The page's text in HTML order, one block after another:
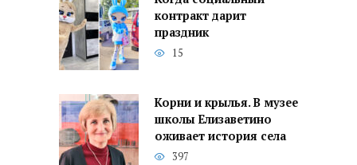
контракт дарит
праздник
15
Корни и крылья. В музее
школы Елизаветино
оживает история села
397